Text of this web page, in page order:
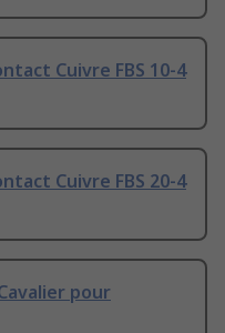
Cuivre FBS 10-4
Cuivre FBS 20-4
pour